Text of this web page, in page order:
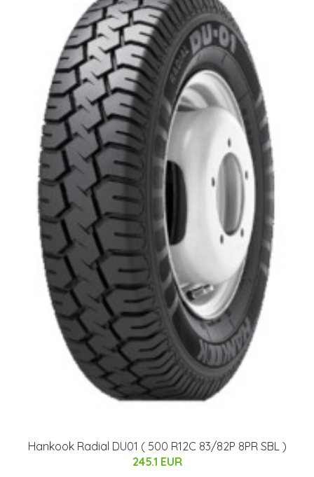
Hankook Radial DU01 ( 500 R12C 83/82P 8PR SBL )
245.1 EUR